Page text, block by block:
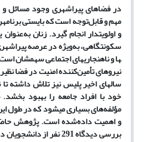
در فضاهای پیراشهری وجود مسائل و
مهم و قابل‌توجه است که بایستی
و اولویت­دار انجام گیرد. زنان
ها و ناهنجاری­های اجتماعی سهم­شان
نیروهای تأمین‌کننده امنیت در فضا
سال­های اخیر پلیس نیز تلاش داشته
خود با افراد جامعه را بهبود
مؤلفه‌های بسیاری می­شود که در طول
و اهمیت داده‌شده است. پژوهش حاضر
بررسی دیدگاه 291 نفر